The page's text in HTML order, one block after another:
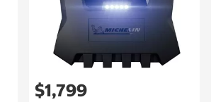
$1,799